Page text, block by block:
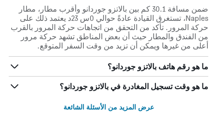
ضمن مسافة 30.1 كم بين بالاتزو جوردانو وأقرب مطار، مطار
Naples، تستغرق القيادة عادةً حوالي 0س 23د يعتمد ذلك على
حركة المرور. تأكد من التحقق من اتجاهات حركة المرور بالقرب
من الفندق والمطار حيث أن بعض المناطق تشهد حركة مرور
أعلى من غيرها ويمكن أن تزيد من وقت السفر المتوقع.
ما هو رقم هاتف بالاتزو جوردانو؟
ما هو وقت تسجيل المغادرة في بالاتزو جوردانو؟
عرض المزيد من الأسئلة الشائعة